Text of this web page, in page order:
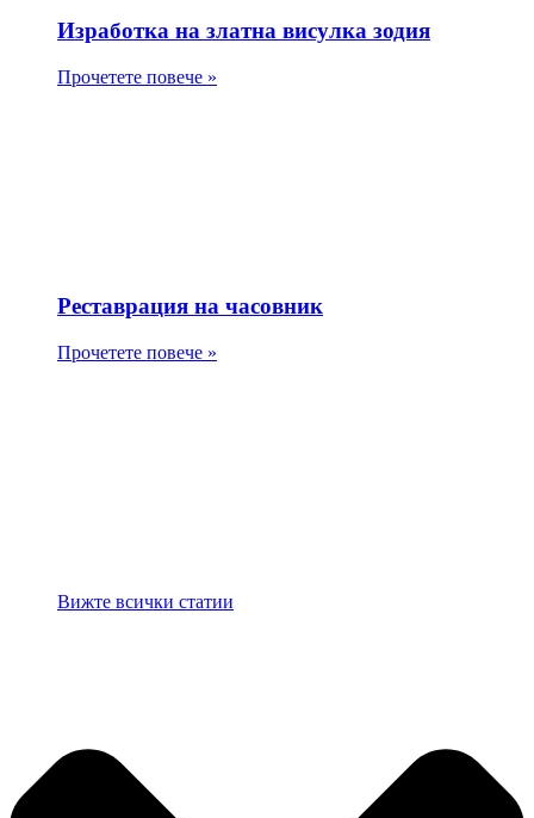
Изработка на златна висулка зодия
Прочетете повече »
Реставрация на часовник
Прочетете повече »
Вижте всички статии